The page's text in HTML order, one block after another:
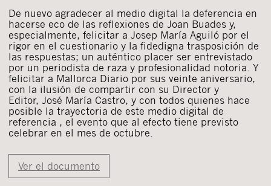
De nuevo agradecer al medio digital la deferencia en
hacerse eco de las reflexiones de Joan Buades y,
especialmente, felicitar a Josep María Aguiló por el
rigor en el cuestionario y la fidedigna trasposición de
las respuestas; un auténtico placer ser entrevistado
por un periodista de raza y profesionalidad notoria. Y
felicitar a Mallorca Diario por sus veinte aniversario,
con la ilusión de compartir con su Director y
Editor, José María Castro, y con todos quienes hace
posible la trayectoria de este medio digital de
referencia , el evento que al efecto tiene previsto
celebrar en el mes de octubre.
Ver el documento